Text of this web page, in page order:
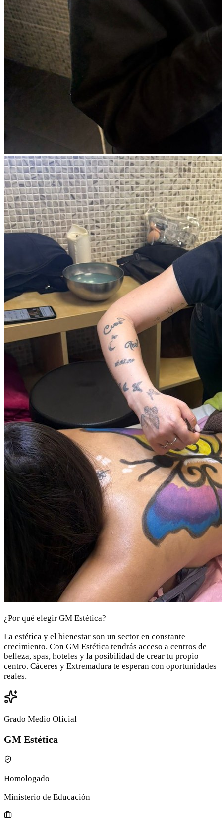
¿Por qué elegir GM Estética?
La estética y el bienestar son un sector en constante
crecimiento. Con GM Estética tendrás acceso a centros de
belleza, spas, hoteles y la posibilidad de crear tu propio
centro. Cáceres y Extremadura te esperan con oportunidades
reales.
Grado Medio Oficial
GM Estética
Homologado
Ministerio de Educación